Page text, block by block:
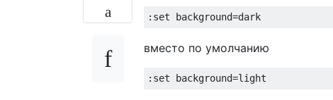
вместо по умолчанию